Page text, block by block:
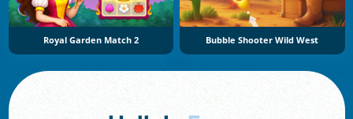
Royal Garden Match 2 Bubble Shooter Wild West